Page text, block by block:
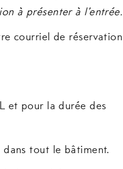
à présenter à l’entrée.
courriel de réservation
et pour la durée des
tout le bâtiment.